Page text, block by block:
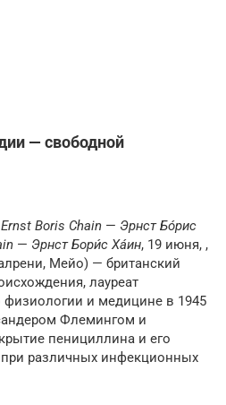
— свободной
Ernst Boris Chain — Эрнст Бо́рис
— Эрнст Бори́с Ха́ин, 19 июня, ,
Мейо) — британский
лауреат
и медицине в 1945
Флемингом и
пенициллина и его
различных инфекционных